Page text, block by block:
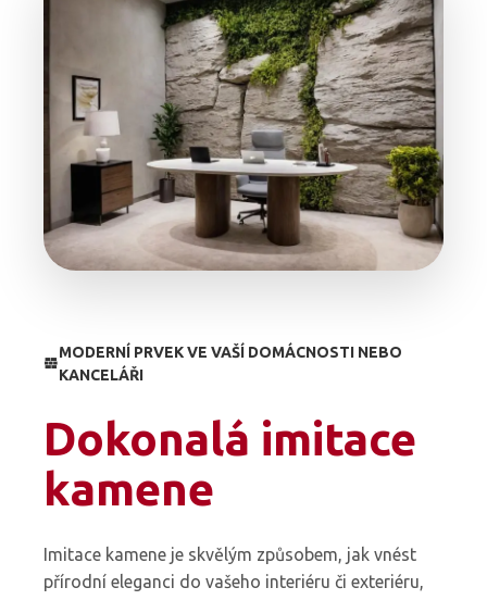
MODERNÍ PRVEK VE VAŠÍ DOMÁCNOSTI NEBO
KANCELÁŘI
Dokonalá imitace
kamene
Imitace kamene je skvělým způsobem, jak vnést
přírodní eleganci do vašeho interiéru či exteriéru,